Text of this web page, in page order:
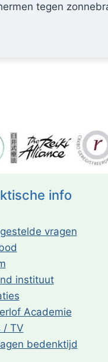
tegen
info
vragen
instituut
Academie
/ TV
bedenktijd